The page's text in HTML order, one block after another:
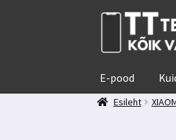
Liigu
navigeerimisele
Liigu
juurde
E-pood
Esileht